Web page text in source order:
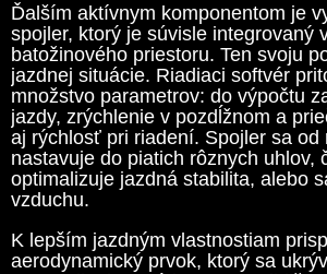
Ďalším aktívnym komponentom je
spojler, ktorý je súvisle integrovaný
batožinového priestoru. Ten svoju
jazdnej situácie. Riadiaci softvér
množstvo parametrov: do výpočtu
jazdy, zrýchlenie v pozdĺžnom a
aj rýchlosť pri riadení. Spojler sa od
nastavuje do piatich rôznych uhlov,
optimalizuje jazdná stabilita, alebo
vzduchu.
K lepším jazdným vlastnostiam
aerodynamický prvok, ktorý sa